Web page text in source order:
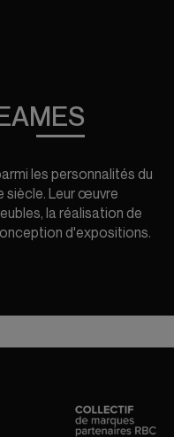
les personnalités du
siècle. Leur œuvre
la réalisation de
d'expositions.